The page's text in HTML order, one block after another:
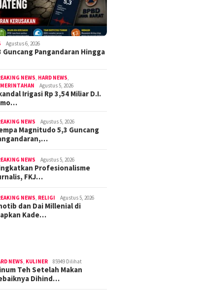
Agustus 6, 2026
Guncang Pangandaran Hingga
NEWS HARD NEWS
Agustus 5, 2026
Irigasi Rp 3,54 Miliar D.I.
NEWS Agustus 5, 2026
Magnitudo 5,3 Guncang
NEWS Agustus 5, 2026
Profesionalisme
FKJ…
NEWS RELIGI Agustus 5, 2026
dan Dai Millenial di
Kade…
NEWS KULINER 85949 Dilihat
Teh Setelah Makan
Dihind…